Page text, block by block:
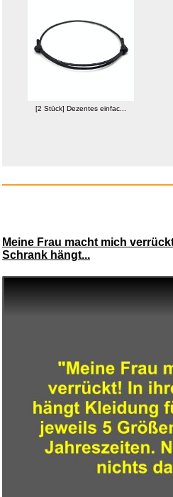
Aboriginal Plant
[2 Stück] Dezentes einfac...
Meine Frau macht mich
Schrank hängt...